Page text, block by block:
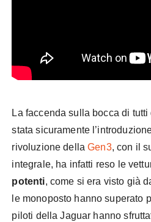
La faccenda sulla bocca di
stata sicuramente
rivoluzione dellaGen3, con il
integrale, ha infatti reso le
potenti, come si era visto già
le monoposto hanno superato
piloti della Jaguar hanno